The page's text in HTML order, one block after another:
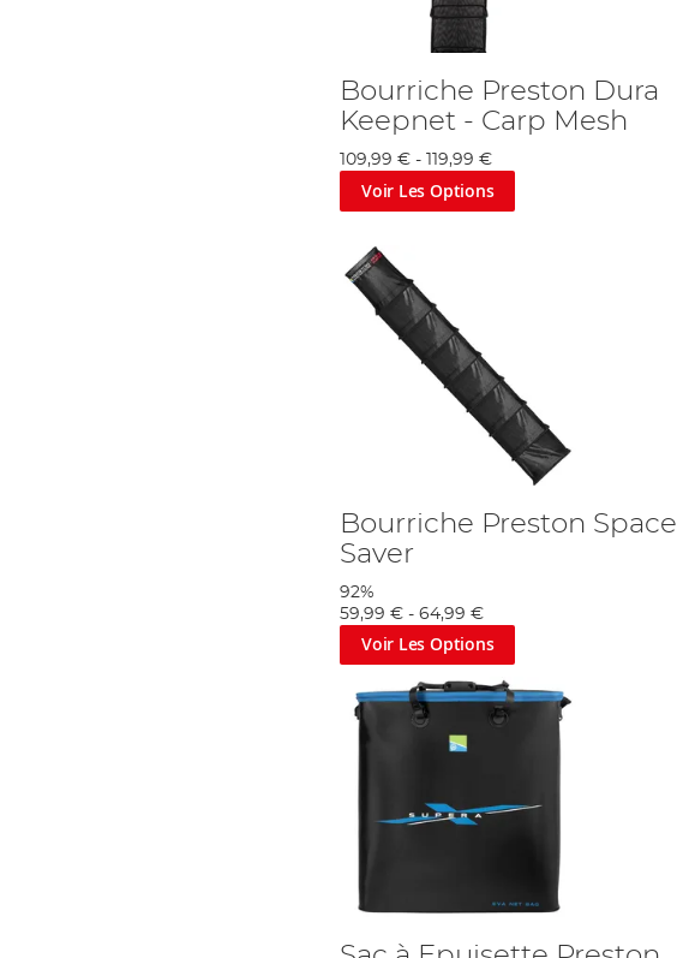
Bourriche Preston Dura
Keepnet - Carp Mesh
109,99 € - 119,99 €
Voir Les Options
Bourriche Preston Space
Saver
92%
59,99 € -64,99 €
Voir Les Options